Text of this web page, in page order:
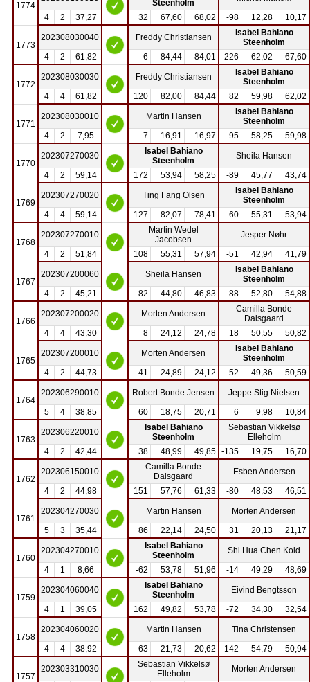
1774
Steenholm
4
2 37,27 32 67,60 68,02 -98 12,28 10,17
1773
202308030040 Freddy Christiansen
Isabel Bahiano
Steenholm
4
2 61,82 -6 84,44 84,01 226 62,02 67,60
1772
202308030030 Freddy Christiansen
Isabel Bahiano
Steenholm
4
4 61,82 120 82,00 84,44 82 59,98 62,02
1771
202308030010 Martin Hansen
Isabel Bahiano
Steenholm
4
2 7,95 7 16,91 16,97 95 58,25 59,98
1770
202307270030
Isabel Bahiano
Steenholm
Sheila Hansen
4
2 59,14 172 53,94 58,25 -89 45,77 43,74
1769
202307270020 Ting Fang Olsen
Isabel Bahiano
Steenholm
4
4 59,14 -127 82,07 78,41 -60 55,31 53,94
1768
202307270010
Martin Wedel
Jacobsen
Jesper Nøhr
4
2 51,84 108 55,31 57,94 -51 42,94 41,79
1767
202307200060 Sheila Hansen
Isabel Bahiano
Steenholm
4
2 45,21 82 44,80 46,83 88 52,80 54,88
1766
202307200020 Morten Andersen
Camilla Bonde
Dalsgaard
4
4 43,30 8 24,12 24,78 18 50,55 50,82
1765
202307200010 Morten Andersen
Isabel Bahiano
Steenholm
4
2 44,73 -41 24,89 24,12 52 49,36 50,59
1764
202306290010 Robert Bonde Jensen
Jeppe Stig Nielsen
5
4 38,85 60 18,75 20,71 6 9,98 10,84
1763
202306220010
Isabel Bahiano
Steenholm
Sebastian Vikkelsø
Elleholm
4
2 42,44 38 48,99 49,85 -135 19,75 16,70
1762
202306150010
Camilla Bonde
Dalsgaard
Esben Andersen
4
2 44,98 151 57,76 61,33 -80 48,53 46,51
1761
202304270030 Martin Hansen
Morten Andersen
5
3 35,44 86 22,14 24,50 31 20,13 21,17
1760
202304270010
Isabel Bahiano
Steenholm
Shi Hua Chen Kold
4
1 8,66 -62 53,78 51,96 -14 49,29 48,69
1759
202304060040
Isabel Bahiano
Steenholm
Eivind Bengtsson
4
1 39,05 162 49,82 53,78 -72 34,30 32,54
1758
202304060020 Martin Hansen
Tina Christensen
4
4 38,92 -63 21,73 20,62 -142 54,79 50,94
1757
202303310030
Sebastian Vikkelsø
Elleholm
Morten Andersen